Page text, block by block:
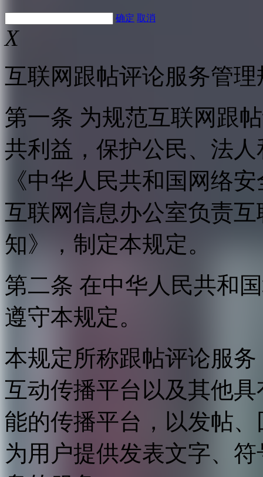
确定 取消
X
互联网跟帖评论服务管理
第一条 为规范互联网跟
共利益，保护公民、法
《中华人民共和国网络
互联网信息办公室负责
知》，制定本规定。
第二条 在中华人民共和
遵守本规定。
本规定所称跟帖评论服
互动传播平台以及其他
能的传播平台，以发帖
为用户提供发表文字、